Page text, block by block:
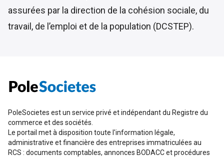
assurées par la direction de la cohésion sociale, du
travail, de l’emploi et de la population (DCSTEP).
PoleSocietes est un service privé et indépendant du Registre du
commerce et des sociétés.
Le portail met à disposition toute l'information légale,
administrative et financière des entreprises immatriculées au
RCS : documents comptables, annonces BODACC et procédures